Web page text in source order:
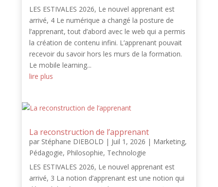
LES ESTIVALES 2026, Le nouvel apprenant est
arrivé, 4 Le numérique a changé la posture de
l’apprenant, tout d’abord avec le web qui a permis
la création de contenu infini. L’apprenant pouvait
recevoir du savoir hors les murs de la formation.
Le mobile learning...
lire plus
La reconstruction de l’apprenant
par Stéphane DIEBOLD | Juil 1, 2026 | Marketing,
Pédagogie, Philosophie, Technologie
LES ESTIVALES 2026, Le nouvel apprenant est
arrivé, 3 La notion d’apprenant est une notion qui